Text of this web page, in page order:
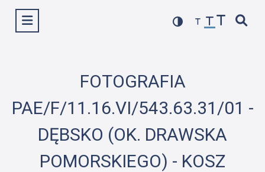
Wyświetl menu
FOTOGRAFIA
PAE/F/11.16.VI/543.63.31/01 -
DĘBSKO (OK. DRAWSKA
POMORSKIEGO) - KOSZ